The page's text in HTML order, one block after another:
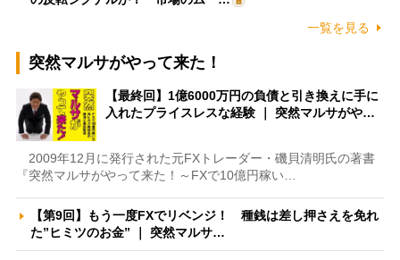
一覧を見る
突然マルサがやって来た！
【最終回】1億6000万円の負債と引き換えに手に
入れたプライスレスな経験 ｜ 突然マルサがや…
2009年12月に発行された元FXトレーダー・磯貝清明氏の著書
『突然マルサがやって来た！～FXで10億円稼い…
【第9回】もう一度FXでリベンジ！ 種銭は差し押さえを免れ
た”ヒミツのお金” ｜ 突然マルサ…